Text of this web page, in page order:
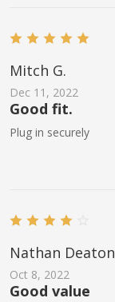
Mitch G.
Dec 11, 2022
Good fit.
Plug in securely
Nathan Deaton
Oct 8, 2022
Good value